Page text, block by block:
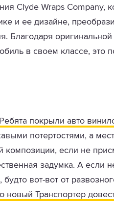
Clyde Wraps Company,
и ее дизайне,
Благодаря
в своем классе, это
Ребята покрыли авто
потертостями, а
если не
задумка. А если
вот-вот от
Транспортер